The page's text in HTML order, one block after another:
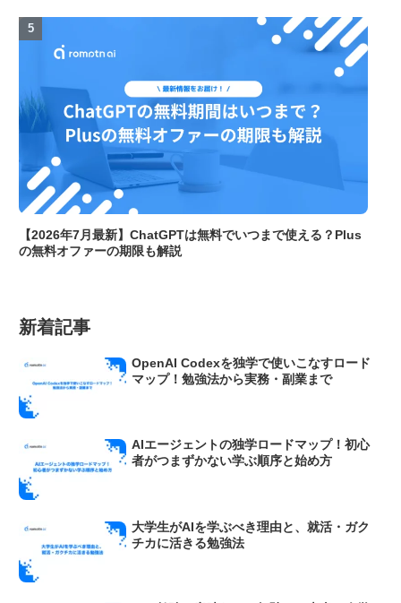
【2026年7月最新】ChatGPTは無料でいつまで使える？Plus
の無料オファーの期限も解説
新着記事
OpenAI Codexを独学で使いこなすロード
マップ！勉強法から実務・副業まで
AIエージェントの独学ロードマップ！初心
者がつまずかない学ぶ順序と始め方
大学生がAIを学ぶべき理由と、就活・ガク
チカに活きる勉強法